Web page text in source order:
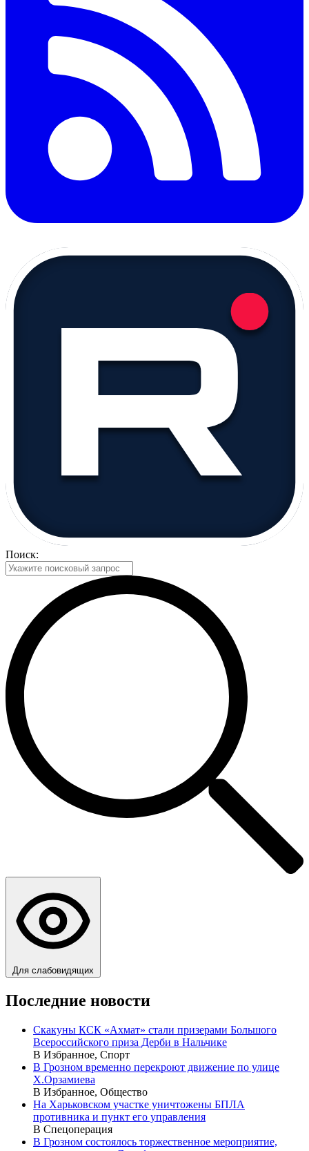
Поиск:
Для слабовидящих
Последние новости
Скакуны КСК «Ахмат» стали призерами Большого
Всероссийского приза Дерби в Нальчике
В Избранное, Спорт
В Грозном временно перекроют движение по улице
Х.Орзамиева
В Избранное, Общество
На Харьковском участке уничтожены БПЛА
противника и пункт его управления
В Спецоперация
В Грозном состоялось торжественное мероприятие,